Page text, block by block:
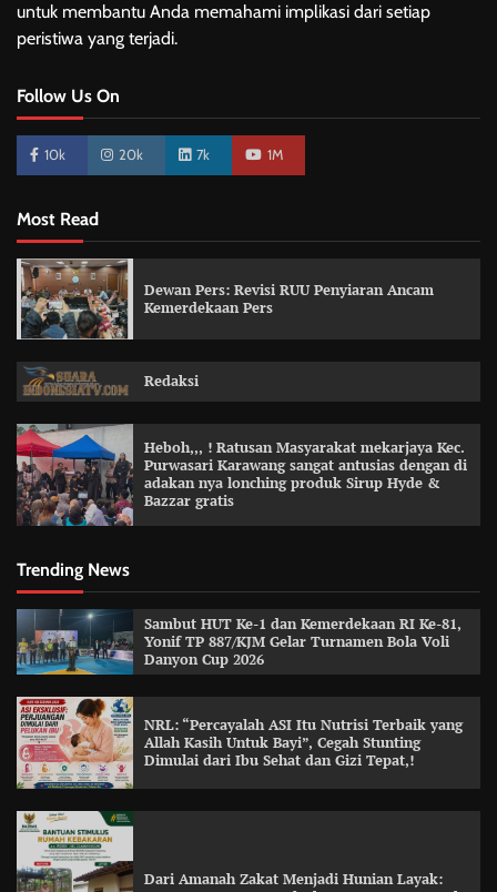
untuk membantu Anda memahami implikasi dari setiap
peristiwa yang terjadi.
Follow Us On
10k 20k 7k 1M
Most Read
Dewan Pers: Revisi RUU Penyiaran Ancam
Kemerdekaan Pers
Redaksi
Heboh,,, ! Ratusan Masyarakat mekarjaya Kec.
Purwasari Karawang sangat antusias dengan di
adakan nya lonching produk Sirup Hyde &
Bazzar gratis
Trending News
Sambut HUT Ke-1 dan Kemerdekaan RI Ke-81,
Yonif TP 887/KJM Gelar Turnamen Bola Voli
Danyon Cup 2026
NRL: “Percayalah ASI Itu Nutrisi Terbaik yang
Allah Kasih Untuk Bayi”, Cegah Stunting
Dimulai dari Ibu Sehat dan Gizi Tepat,!
Dari Amanah Zakat Menjadi Hunian Layak: